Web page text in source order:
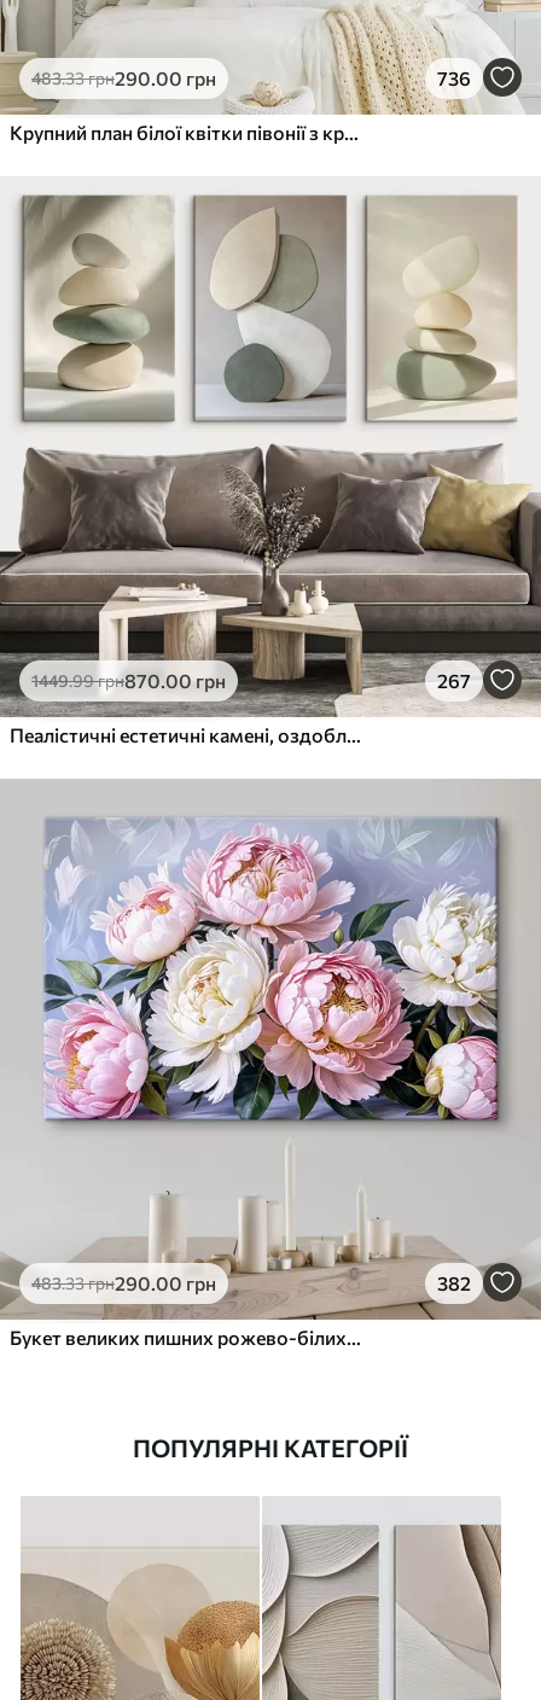
483.33грн290.00 грн 736
Крупний план білої квітки півонії з крапельками води на пелюстках на розмитому фоні
1449.99грн870.00 грн 267
Пеалістичні естетичні камені, оздоблення будинку, природне освітлення
483.33грн290.00 грн 382
Букет великих пишних рожево-білих квітів півонії із зеленим листям на м’якому розмитому фоні
ПОПУЛЯРНІ КАТЕГОРІЇ